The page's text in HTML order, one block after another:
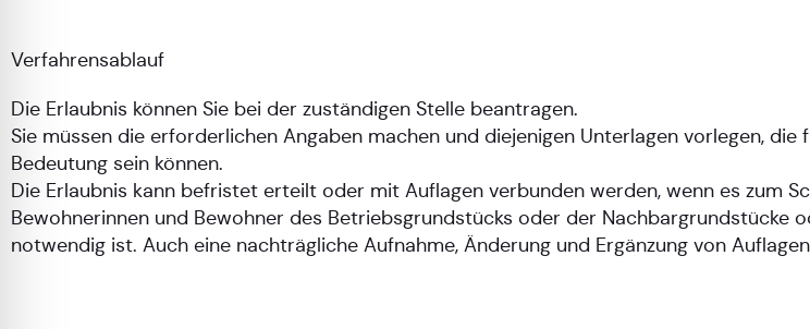
Verfahrensablauf
Die Erlaubnis können Sie bei der zuständigen Stelle beantragen.
Sie müssen die erforderlichen Angaben machen und diejenigen Unterlagen vorlegen,
Bedeutung sein können.
Die Erlaubnis kann befristet erteilt oder mit Auflagen verbunden werden, wenn es zum
Bewohnerinnen und Bewohner des Betriebsgrundstücks oder der Nachbargrundstücke
notwendig ist. Auch eine nachträgliche Aufnahme, Änderung und Ergänzung von